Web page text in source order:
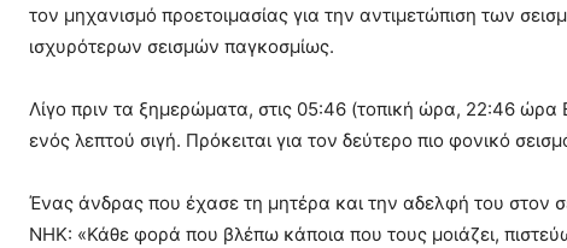
τον μηχανισμό προετοιμασίας για την αντιμετώπιση των
ισχυρότερων σεισμών παγκοσμίως.
Λίγο πριν τα ξημερώματα, στις 05:46 (τοπική ώρα, 22:46
ενός λεπτού σιγή. Πρόκειται για τον δεύτερο πιο φονικό
Ένας άνδρας που έχασε τη μητέρα και την αδελφή του στον
NHK: «Κάθε φορά που βλέπω κάποια που τους μοιάζει,